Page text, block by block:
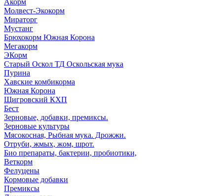
Акорм
Молвест-Экокорм
Мираторг
Мустанг
Брюхокорм Южная Корона
Мегакорм
ЭКорм
Старый Оскол ТД Оскольская мука
Пурина
Хавские комбикорма
Южная Корона
Щигровский КХП
Бест
Зерновые, добавки, премиксы.
Зерновые культуры
Мясокосная, Рыбная мука. Дрожжи.
Отруби, жмых, жом, шрот.
Био препараты, бактерии, пробиотики,
Веткорм
Фелуцены
Кормовые добавки
Премиксы